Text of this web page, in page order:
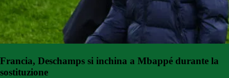
Francia, Deschamps si inchina a Mbappé durante la
sostituzione